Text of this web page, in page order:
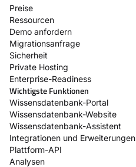
Preise
Ressourcen
Demo anfordern
Migrationsanfrage
Sicherheit
Private Hosting
Enterprise-Readiness
Wichtigste Funktionen
Wissensdatenbank-Portal
Wissensdatenbank-Website
Wissensdatenbank-Assistent
Integrationen und Erweiterungen
Plattform-API
Analysen